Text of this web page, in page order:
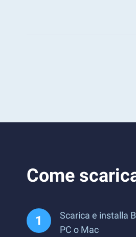
Come
Scarica e installa
PC o Mac